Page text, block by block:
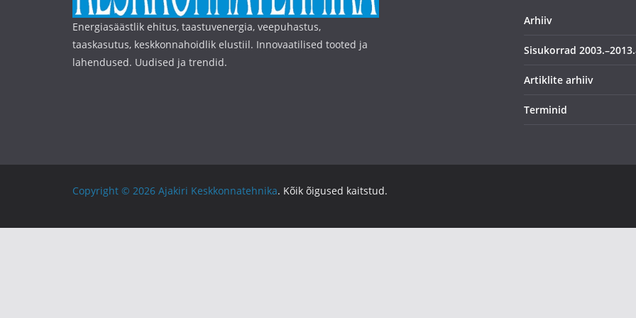
Energiasäästlik ehitus, taastuvenergia, veepuhastus,
taaskasutus, keskkonnahoidlik elustiil. Innovaatilised tooted ja
lahendused. Uudised ja trendid.
Arhiiv
Sisukorrad
Artiklite arhiiv
Terminid
Copyright © 2026 Ajakiri Keskkonnatehnika. Kõik õigused kaitstud.